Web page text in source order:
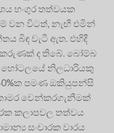
භංගුර තත්වයක
වන විටත්, නැඟී එමින්
බිඳ වැටී ඇත. එහිදී
කරුණක් ද තිබේ. බෝම්බ
හෝටලයේ නිලධාරියකු
පමණ ඔකියුපන්සි
වෙන්කරගැනීමක්
කලාපවල තත්වය
සංචාරක වාරය